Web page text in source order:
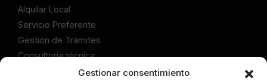
Alquilar Local
Servicio Preferente
Gestión de Trámites
Consultoría técnica
Gestionar consentimiento